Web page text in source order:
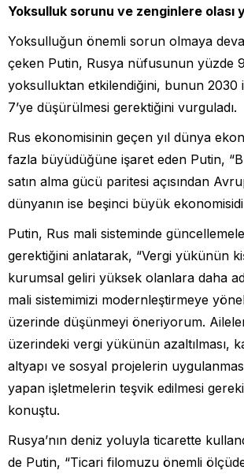
Yoksulluk sorunu ve zenginlere olası
Yoksulluğun önemli sorun olmaya
çeken Putin, Rusya nüfusunun yüzde
yoksulluktan etkilendiğini, bunun 2030
7’ye düşürülmesi gerektiğini vurguladı.
Rus ekonomisinin geçen yıl dünya
fazla büyüdüğüne işaret eden Putin,
satın alma gücü paritesi açısından
dünyanın ise beşinci büyük
Putin, Rus mali sisteminde
gerektiğini anlatarak, “Vergi yükünün
kurumsal geliri yüksek olanlara daha
mali sistemimizi modernleştirmeye
üzerinde düşünmeyi öneriyorum.
üzerindeki vergi yükünün azaltılması,
altyapı ve sosyal projelerin
yapan işletmelerin teşvik edilmesi
konuştu.
Rusya’nın deniz yoluyla ticarette
de Putin, “Ticari filomuzu önemli